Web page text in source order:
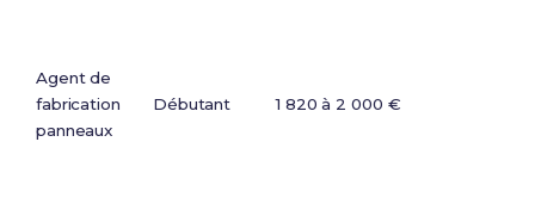
Agent de
fabrication
panneaux
Débutant 1 820 à 2 000 €